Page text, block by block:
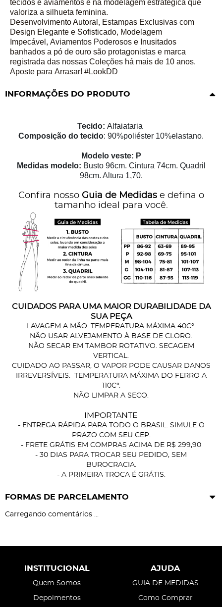
tecidos e aviamentos e na modelagem estratégica que
valoriza a silhueta feminina.
Desenvolvimento Autoral, Estampas Exclusivas com
Design Elegante e Sofisticado, Modelagem
Impecável, Aviamentos Poderosos e Inusitados
banhados a pó de ouro são protagonistas e marca
registrada das nossas Coleções há mais de 10 anos.
Aposte para Arrasar! #LookDD
INFORMAÇÕES DO PRODUTO
Tecido: Alfaiataria
Composição do tecido: 90%poliéster 10%elastano.
Modelo veste: P
Medidas modelo: Busto 96cm. Cintura 74cm. Quadril
98cm. Altura 1,70.
Confira nosso Guia de Medidase defina o
tamanho ideal para você.
CUIDADOS PARA UMA MAIOR DURABILIDADE DA
SUA PEÇA
LAVAGEM A MÃO. TEMPERATURA MÁXIMA 40C°.
NÃO USAR ALVEJAMENTO À BASE DE CLORO.
NÃO SECAR EM TAMBOR ROTATIVO. SECAGEM
VERTICAL.
CUIDADO AO PASSAR, O VAPOR PODE CAUSAR DANOS
IRREVERSÍVEIS. TEMPERATURA MÁXIMA DO FERRO A
110C°.
NÃO LIMPAR A SECO.
IMPORTANTE
- ENTREGA RÁPIDA PARA TODO O BRASIL. SIMULE O
PRAZO COM SEU CEP.
- FRETE GRÁTIS EM COMPRAS ACIMA DE R$ 299,90
- 30 DIAS PARA TROCAR SEU PEDIDO, SEM
BUROCRACIA.
- A PRIMEIRA TROCA É GRÁTIS.
FORMAS DE PARCELAMENTO
Carregando comentários ...
INSTITUCIONAL
Quem Somos
Depoimentos
AJUDA
GUIA DE MEDIDAS
Como Comprar